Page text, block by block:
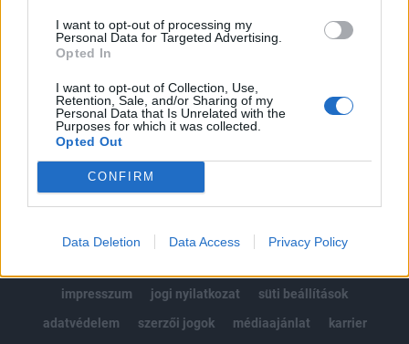
I want to opt-out of processing my
Personal Data for Targeted Advertising.
Opted In
I want to opt-out of Collection, Use,
Retention, Sale, and/or Sharing of my
Personal Data that Is Unrelated with the
Purposes for which it was collected.
Opted Out
CONFIRM
Data Deletion Data Access Privacy Policy
MÁR ELŐFIZETŐNK VAGY?BEJELENTKEZÉS
impresszum
jogi nyilatkozat
süti beállítások
adatvédelem
szerzői jogok médiaajánlat karrier